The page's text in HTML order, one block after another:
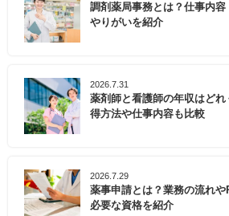
調剤薬局事務とは？仕事内容
やりがいを紹介
2026.7.31
薬剤師と看護師の年収はど
得方法や仕事内容も比較
2026.7.29
薬事申請とは？業務の流れや
必要な資格を紹介